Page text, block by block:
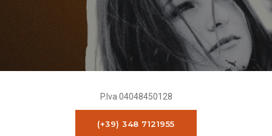
P.Iva 04048450128
(+39) 348 7121955